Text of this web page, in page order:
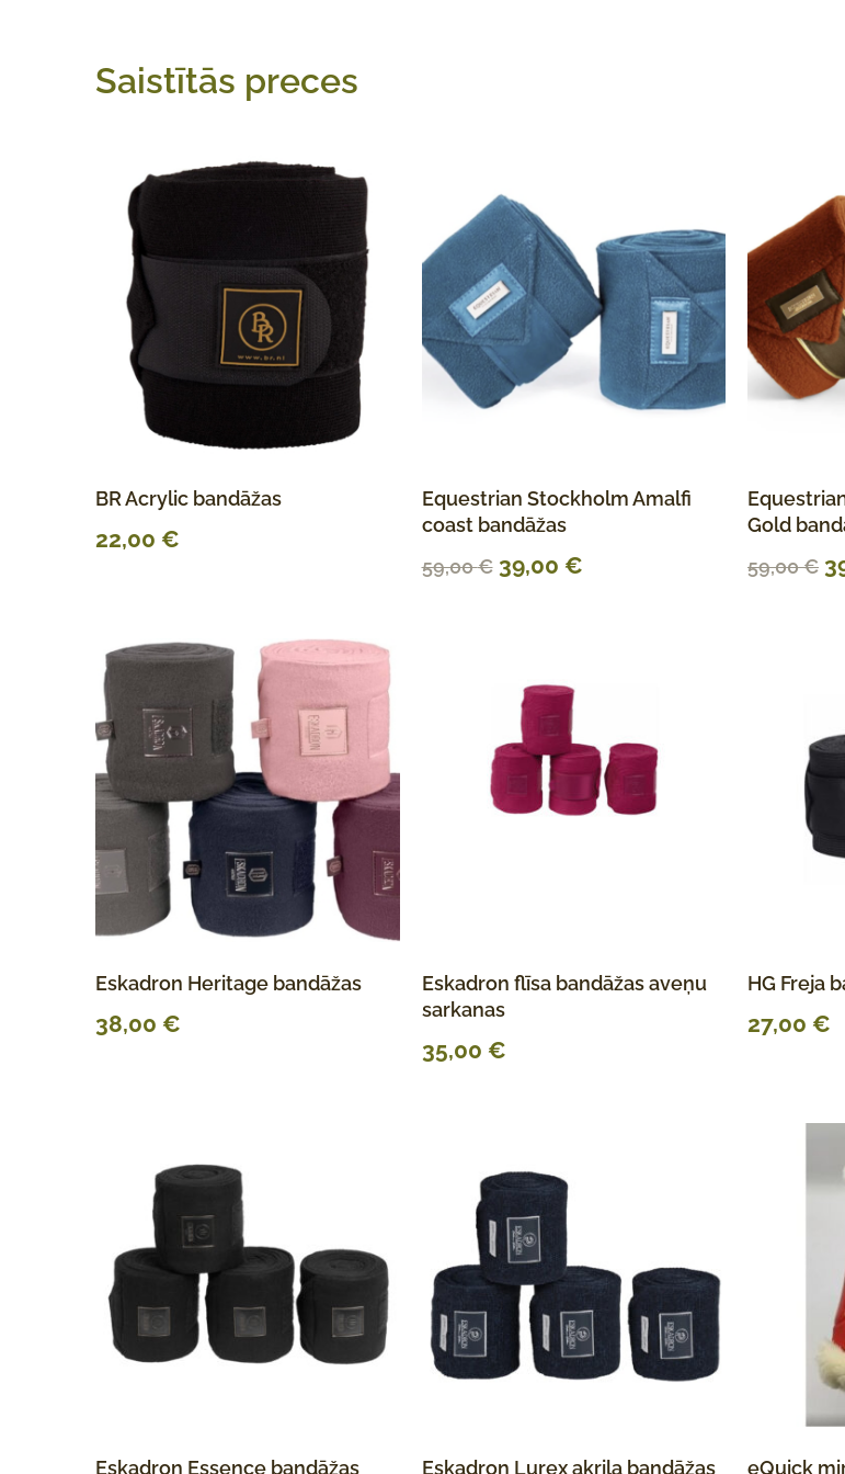
Saistītās preces
BR Acrylic bandāžas
22,00 €
Equestrian Stockholm Amalfi
coast bandāžas
59,00€ 39,00 €
Gold
59,00€
Eskadron Heritage bandāžas
38,00 €
Eskadron flīsa bandāžas aveņu
sarkanas
35,00 €
HG Freja
27,00 €
Eskadron Essence bandāžas
Eskadron Lurex akrila bandāžas
eQuick